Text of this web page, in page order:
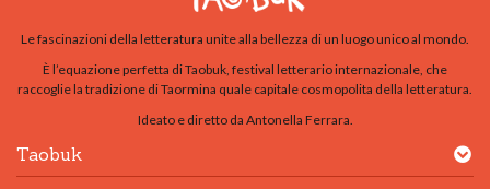
Le fascinazioni della letteratura unite alla bellezza di un luogo unico al mondo.
È l’equazione perfetta di Taobuk, festival letterario internazionale, che
raccoglie la tradizione di Taormina quale capitale cosmopolita della letteratura.
Ideato e diretto da Antonella Ferrara.
Taobuk